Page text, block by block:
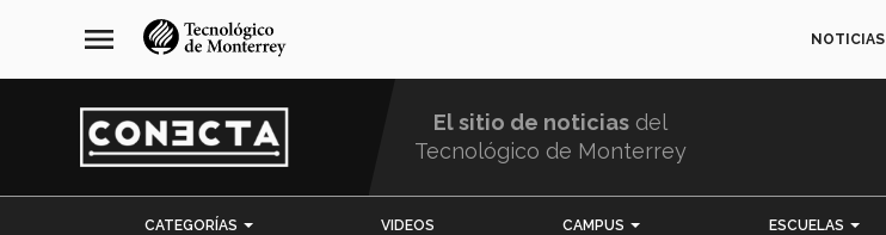
navegación
principal
menu NOTICIAS
El sitio de noticias del
Tecnológico de Monterrey
CATEGORÍAS VIDEOS CAMPUS ESCUELAS